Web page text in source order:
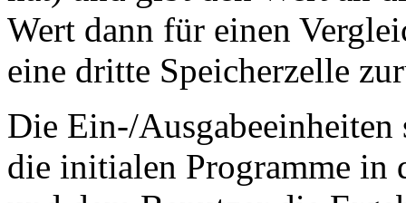
Wert dann für einen
eine dritte Speicherzelle
Die Ein-/
die initialen Programme in